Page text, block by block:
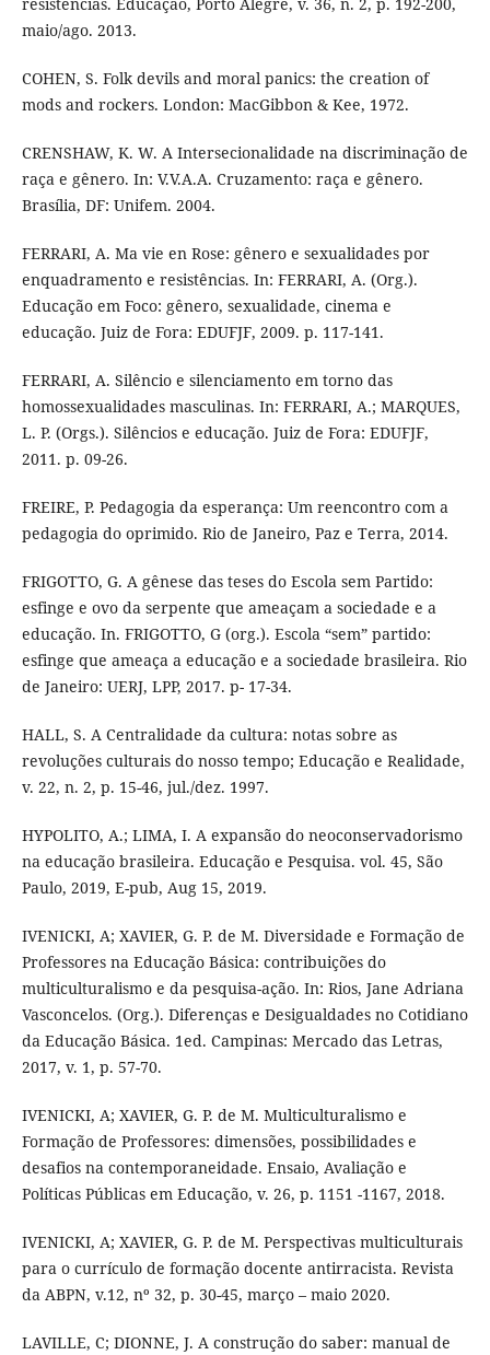
maio/ago. 2013.
COHEN, S. Folk devils and moral panics: the creation of
mods and rockers. London: MacGibbon & Kee, 1972.
CRENSHAW, K. W. A Intersecionalidade na discriminação de
raça e gênero. In: V.V.A.A. Cruzamento: raça e gênero.
Brasília, DF: Unifem. 2004.
FERRARI, A. Ma vie en Rose: gênero e sexualidades por
enquadramento e resistências. In: FERRARI, A. (Org.).
Educação em Foco: gênero, sexualidade, cinema e
educação. Juiz de Fora: EDUFJF, 2009. p. 117-141.
FERRARI, A. Silêncio e silenciamento em torno das
homossexualidades masculinas. In: FERRARI, A.; MARQUES,
L. P. (Orgs.). Silêncios e educação. Juiz de Fora: EDUFJF,
2011. p. 09-26.
FREIRE, P. Pedagogia da esperança: Um reencontro com a
pedagogia do oprimido. Rio de Janeiro, Paz e Terra, 2014.
FRIGOTTO, G. A gênese das teses do Escola sem Partido:
esfinge e ovo da serpente que ameaçam a sociedade e a
educação. In. FRIGOTTO, G (org.). Escola “sem” partido:
esfinge que ameaça a educação e a sociedade brasileira. Rio
de Janeiro: UERJ, LPP, 2017. p- 17-34.
HALL, S. A Centralidade da cultura: notas sobre as
revoluções culturais do nosso tempo; Educação e Realidade,
v. 22, n. 2, p. 15-46, jul./dez. 1997.
HYPOLITO, A.; LIMA, I. A expansão do neoconservadorismo
na educação brasileira. Educação e Pesquisa. vol. 45, São
Paulo, 2019, E-pub, Aug 15, 2019.
IVENICKI, A; XAVIER, G. P. de M. Diversidade e Formação de
Professores na Educação Básica: contribuições do
multiculturalismo e da pesquisa-ação. In: Rios, Jane Adriana
Vasconcelos. (Org.). Diferenças e Desigualdades no Cotidiano
da Educação Básica. 1ed. Campinas: Mercado das Letras,
2017, v. 1, p. 57-70.
IVENICKI, A; XAVIER, G. P. de M. Multiculturalismo e
Formação de Professores: dimensões, possibilidades e
desafios na contemporaneidade. Ensaio, Avaliação e
Políticas Públicas em Educação, v. 26, p. 1151 -1167, 2018.
IVENICKI, A; XAVIER, G. P. de M. Perspectivas multiculturais
para o currículo de formação docente antirracista. Revista
da ABPN, v.12, nº 32, p. 30-45, março – maio 2020.
LAVILLE, C; DIONNE, J. A construção do saber: manual de